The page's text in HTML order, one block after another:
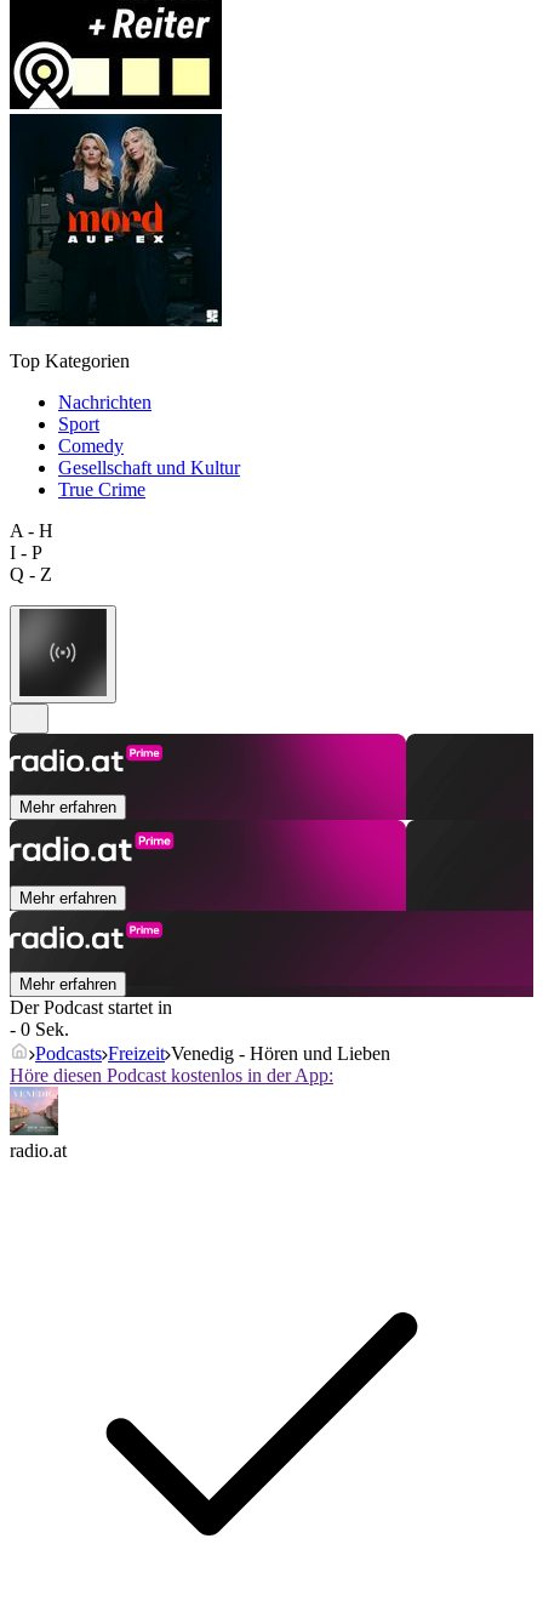
Top Kategorien
Nachrichten
Sport
Comedy
Gesellschaft und Kultur
True Crime
A - H
I - P
Q - Z
Mehr erfahren
Mehr erfahren
Mehr erfahren
Der Podcast startet in
- 0 Sek.
Podcasts Freizeit Venedig - Hören und Lieben
Höre diesen Podcast kostenlos in der App:
radio.at